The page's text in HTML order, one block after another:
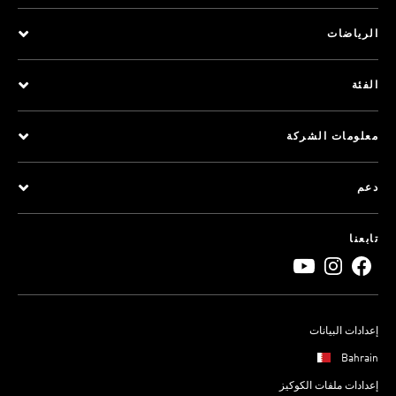
الرياضات
الفئة
معلومات الشركة
دعم
تابعنا
إعدادات البيانات
Bahrain
إعدادات ملفات الكوكيز